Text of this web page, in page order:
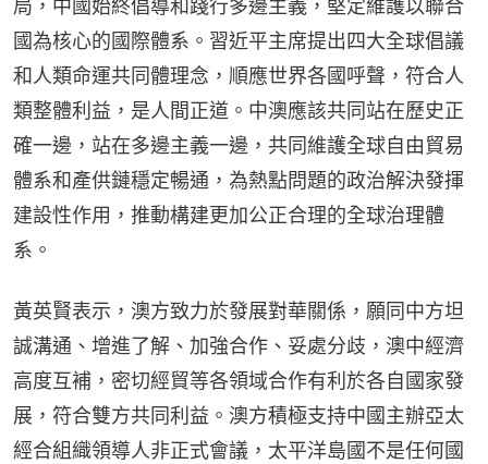
局，中國始終倡導和踐行多邊主義，堅定維護以聯合
國為核心的國際體系。習近平主席提出四大全球倡議
和人類命運共同體理念，順應世界各國呼聲，符合人
類整體利益，是人間正道。中澳應該共同站在歷史正
確一邊，站在多邊主義一邊，共同維護全球自由貿易
體系和產供鏈穩定暢通，為熱點問題的政治解決發揮
建設性作用，推動構建更加公正合理的全球治理體
系。
黃英賢表示，澳方致力於發展對華關係，願同中方坦
誠溝通、增進了解、加強合作、妥處分歧，澳中經濟
高度互補，密切經貿等各領域合作有利於各自國家發
展，符合雙方共同利益。澳方積極支持中國主辦亞太
經合組織領導人非正式會議，太平洋島國不是任何國